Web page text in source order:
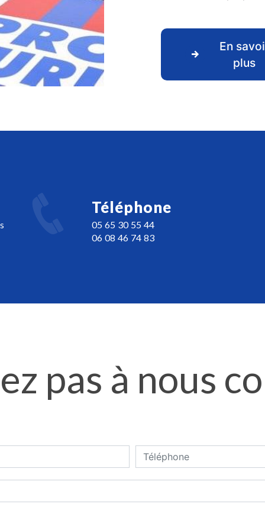
En
plus
Téléphone
05 65 30 55 44
06 08 46 74 83
pas à nous